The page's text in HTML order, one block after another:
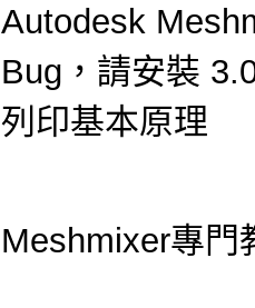
Autodesk
Bug，請安裝
列印基本原理
Meshmixer專門